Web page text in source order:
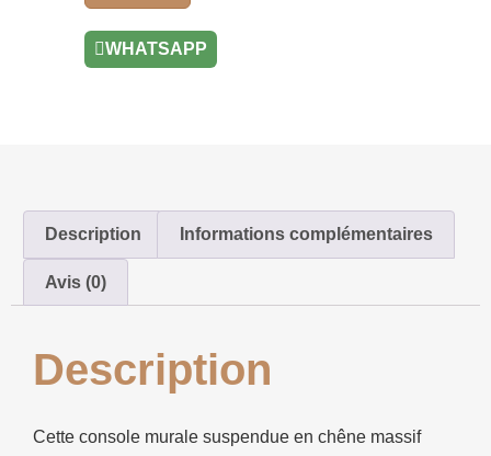
WHATSAPP
Description Informations complémentaires
Avis (0)
Description
Cette console murale suspendue en chêne massif